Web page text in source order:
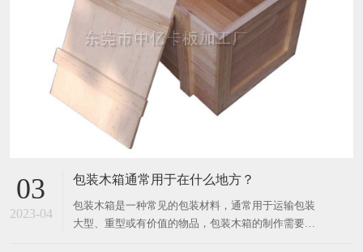
03
2023-04
包装木箱通常用于在什么地方？
包装木箱是一种常见的包装材料，通常用于运输包装
大型、重型或有价值的物品，包装木箱的制作需要使